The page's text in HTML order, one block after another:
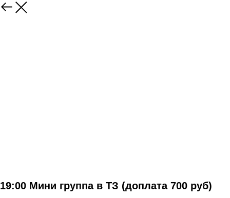
19:00 Мини группа в ТЗ (доплата 700 руб)